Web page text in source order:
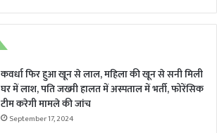
कवर्धा फिर हुआ खून से लाल, महिला की खून से सनी मिली
घर में लाश, पति जख्मी हालत में अस्पताल में भर्ती, फोरेंसिक
टीम करेगी मामले की जांच
September 17, 2024